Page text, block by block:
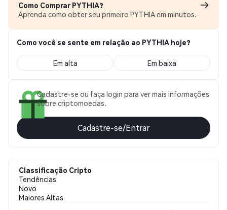
Como Comprar PYTHIA?
Aprenda como obter seu primeiro PYTHIA em minutos.
Como você se sente em relação ao PYTHIA hoje?
Em alta Em baixa
Cadastre-se ou faça login para ver mais informações
sobre criptomoedas.
Cadastre-se/Entrar
Classificação Cripto
Tendências
Novo
Maiores Altas